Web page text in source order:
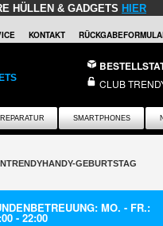
HÜLLEN & GADGETS HIER
KONTAKT
CLUB
REPARATUR SMARTPHONES
MO. - FR.:
- 22:00